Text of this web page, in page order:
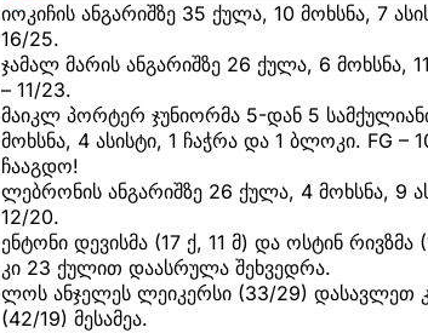
იოკიჩის ანგარიშზე 35 ქულა, 10 მოხსნა, 7
16/25.
ჯამალ მარის ანგარიშზე 26 ქულა, 6 მოხსნა,
– 11/23.
მაიკლ პორტერ ჯუნიორმა 5-დან 5
მოხსნა, 4 ასისტი, 1 ჩაჭრა და 1 ბლოკი. FG
ჩააგდო!
ლებრონის ანგარიშზე 26 ქულა, 4 მოხსნა, 9
12/20.
ენტონი დევისმა (17 ქ, 11 მ) და ოსტინ
კი 23 ქულით დაასრულა შეხვედრა.
ლოს ანჯელეს ლეიკერსი (33/29) დასავლეთ
(42/19) მესამეა.